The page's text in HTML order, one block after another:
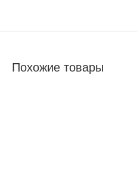
Похожие товары